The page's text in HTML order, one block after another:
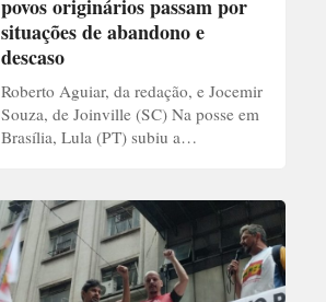
povos originários passam por
situações de abandono e
descaso
Roberto Aguiar, da redação, e Jocemir
Souza, de Joinville (SC) Na posse em
Brasília, Lula (PT) subiu a…